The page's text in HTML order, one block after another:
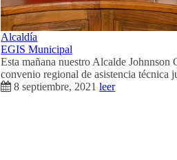
Alcaldía
EGIS Municipal
Esta mañana nuestro Alcalde
convenio regional de asistencia
8 septiembre, 2021 leer